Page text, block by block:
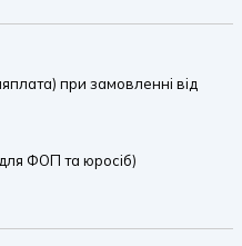
при замовленні від
ФОП та юросіб)